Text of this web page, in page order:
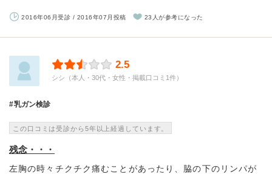
2016年06月受診 / 2016年07月投稿 23人が参考になった
2.5
シシ（本人・30代・女性・掲載口コミ1件）
乳ガン検診
この口コミは受診から5年以上経過しています。
残念・・・
左胸の時々チクチク痛むことがあったり、脇の下のリンパが